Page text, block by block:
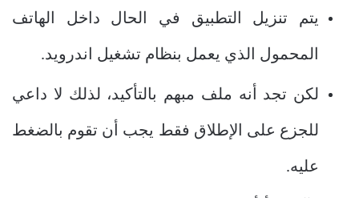
يتم تنزيل التطبيق في الحال داخل الهاتف
المحمول الذي يعمل بنظام تشغيل اندرويد.
لكن تجد أنه ملف مبهم بالتأكيد، لذلك لا داعي
للجزع على الإطلاق فقط يجب أن تقوم بالضغط
عليه.